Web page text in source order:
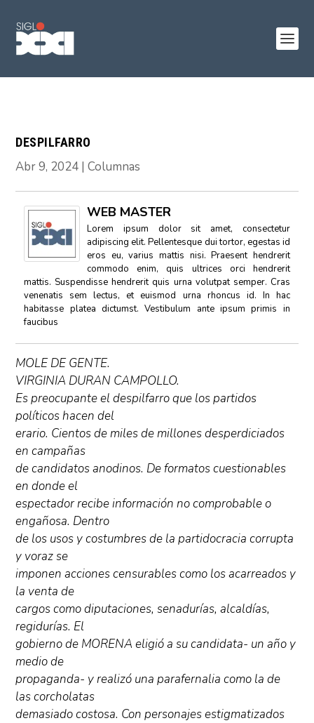
DESPILFARRO
Abr 9, 2024 |Columnas
WEB MASTER
Lorem ipsum dolor sit amet, consectetur
adipiscing elit. Pellentesque dui tortor, egestas id
eros eu, varius mattis nisi. Praesent hendrerit
commodo enim, quis ultrices orci hendrerit
mattis. Suspendisse hendrerit quis urna volutpat semper. Cras
venenatis sem lectus, et euismod urna rhoncus id. In hac
habitasse platea dictumst. Vestibulum ante ipsum primis in
faucibus
MOLE DE GENTE.
VIRGINIA DURAN CAMPOLLO.
Es preocupante el despilfarro que los partidos
políticos hacen del
erario. Cientos de miles de millones desperdiciados
en campañas
de candidatos anodinos. De formatos cuestionables
en donde el
espectador recibe información no comprobable o
engañosa. Dentro
de los usos y costumbres de la partidocracia corrupta
y voraz se
imponen acciones censurables como los acarreados y
la venta de
cargos como diputaciones, senadurías, alcaldías,
regidurías. El
gobierno de MORENA eligió a su candidata- un año y
medio de
propaganda- y realizó una parafernalia como la de
las corcholatas
demasiado costosa. Con personajes estigmatizados